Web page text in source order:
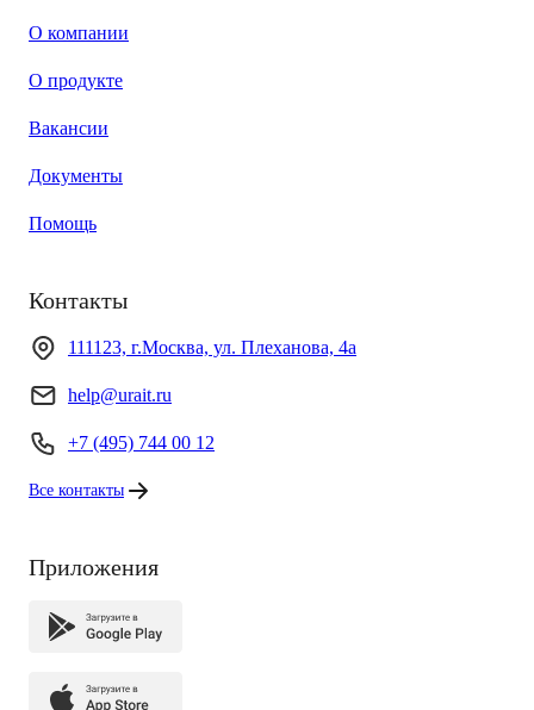
О компании
О продукте
Вакансии
Документы
Помощь
Контакты
111123, г.Москва, ул. Плеханова, 4а
help@urait.ru
+7 (495) 744 00 12
Все контакты
Приложения